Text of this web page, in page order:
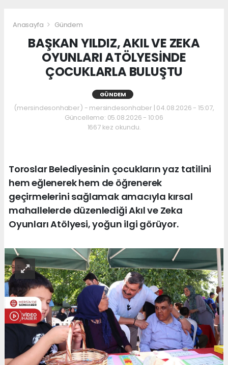
Anasayfa Gündem
BAŞKAN YILDIZ, AKIL VE ZEKA
OYUNLARI ATÖLYESİNDE
ÇOCUKLARLA BULUŞTU
GÜNDEM
(mersindesonhaber) - mersindesonhaber | 04.08.2026 - 15:07,
Güncelleme: 05.08.2026 - 10:06
1667 kez okundu.
Toroslar Belediyesinin çocukların yaz tatilini
hem eğlenerek hem de öğrenerek
geçirmelerini sağlamak amacıyla kırsal
mahallelerde düzenlediği Akıl ve Zeka
Oyunları Atölyesi, yoğun ilgi görüyor.